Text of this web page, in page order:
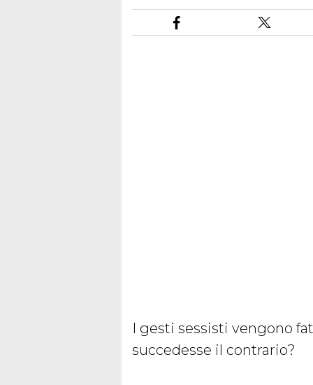
I gesti sessisti vengono
succedesse il contrario?